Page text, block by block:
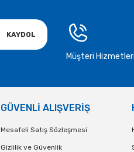
KAYDOL
Müşteri Hizmetleri
GÜVENLİ ALIŞVERİŞ
Mesafeli Satış Sözleşmesi
Gizlilik ve Güvenlik